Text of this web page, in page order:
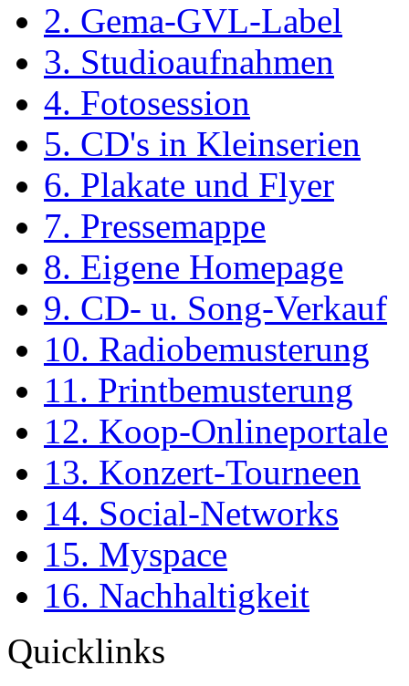
2. Gema-GVL-Label
3. Studioaufnahmen
4. Fotosession
5. CD's in Kleinserien
6. Plakate und Flyer
7. Pressemappe
8. Eigene Homepage
9. CD- u. Song-Verkauf
10. Radiobemusterung
11. Printbemusterung
12. Koop-Onlineportale
13. Konzert-Tourneen
14. Social-Networks
15. Myspace
16. Nachhaltigkeit
Quicklinks